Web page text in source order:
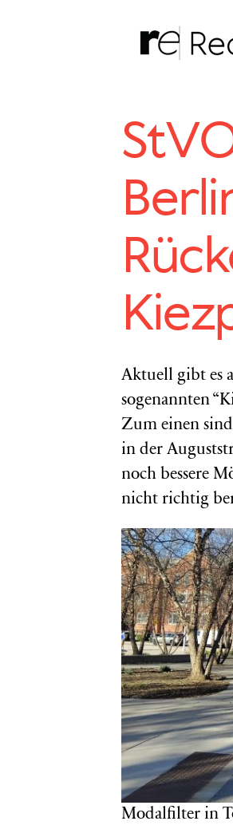
Aktuell gibt es
sogenannten
Zum einen
in der
noch bessere
nicht richtig
Modalfilter in